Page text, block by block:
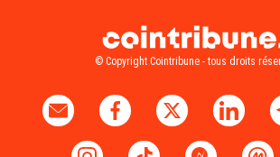
© Copyright Cointribune - tous droits